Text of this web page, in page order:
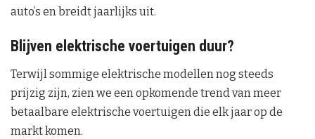
auto’s en breidt jaarlijks uit.
Blijven elektrische voertuigen duur?
Terwijl sommige elektrische modellen nog steeds
prijzig zijn, zien we een opkomende trend van meer
betaalbare elektrische voertuigen die elk jaar op de
markt komen.